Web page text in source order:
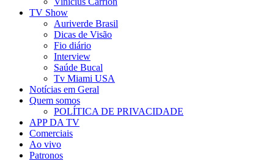
TV Show
Auriverde Brasil
Dicas de Visão
Fio diário
Interview
Saúde Bucal
Tv Miami USA
Notícias em Geral
Quem somos
POLÍTICA DE PRIVACIDADE
APP DA TV
Comerciais
Ao vivo
Patronos